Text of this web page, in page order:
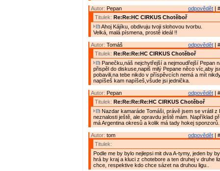
odpovědět |
Autor: Pepan
Titulek: Re:Re:HC CIRKUS Chotěboř
Ahoj Kájíku, obdivuju tvoji slohovou tvorbu.
Velká, malá písmena, prostě ideál !!
odpovědět |
Autor: Tomáš
Titulek: Re:Re:Re:HC CIRKUS Chotěboř
Panečku,náš nejchytřejší a nejmoudřejší Pepan
přispěl do diskuse,napiš milý Pepane něco víc,aby
pobavili,na tebe nikdo v příspěvcích nemá a mít
napíšeš kam napíšeš,všude jsi jednička.
odpovědět |
Autor: Pepan
Titulek: Re:Re:Re:Re:HC CIRKUS Chotěboř
Nazdar kamaráde Tomáši, právě jsem se vrátil z
neznalosti ještě, ale opravdu ještě mám. Například
má Argentina okresů a kolik má tady hokej
odpovědět |
Autor: tom
Titulek:
Podle me by bylo nejlepsi mit dva A-tymy, jeden by
hrá by kraj a kluci z chotebore a ten druhej v druhe
chce, respektive kdo chce sázet na druhou ligu..